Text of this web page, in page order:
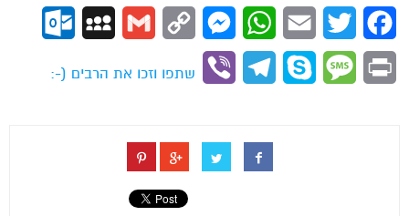
Facebook
Twitter
Email
WhatsApp
Messenger
Copy
Gmail
MySpace
Print
Message
Skype
Telegram
Viber
שתפו וזכו את הרבים (-: